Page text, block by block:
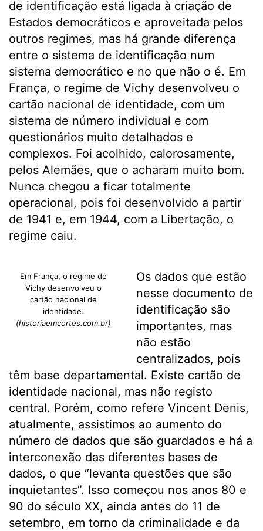
de identificação está ligada à criação de
Estados democráticos e aproveitada pelos
outros regimes, mas há grande diferença
entre o sistema de identificação num
sistema democrático e no que não o é. Em
França, o regime de Vichy desenvolveu o
cartão nacional de identidade, com um
sistema de número individual e com
questionários muito detalhados e
complexos. Foi acolhido, calorosamente,
pelos Alemães, que o acharam muito bom.
Nunca chegou a ficar totalmente
operacional, pois foi desenvolvido a partir
de 1941 e, em 1944, com a Libertação, o
regime caiu.
Em França, o regime de
Vichy desenvolveu o
cartão nacional de
identidade.
(historiaemcortes.com.br)
Os dados que estão
nesse documento de
identificação são
importantes, mas
não estão
centralizados, pois
têm base departamental. Existe cartão de
identidade nacional, mas não registo
central. Porém, como refere Vincent Denis,
atualmente, assistimos ao aumento do
número de dados que são guardados e há a
interconexão das diferentes bases de
dados, o que “levanta questões que são
inquietantes”. Isso começou nos anos 80 e
90 do século XX, ainda antes do 11 de
setembro, em torno da criminalidade e da